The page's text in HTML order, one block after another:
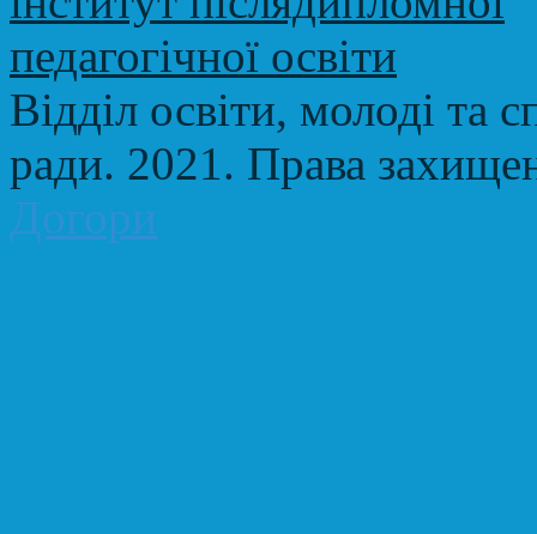
Відділ освіти, молоді та
ради. 2021. Права
Догори